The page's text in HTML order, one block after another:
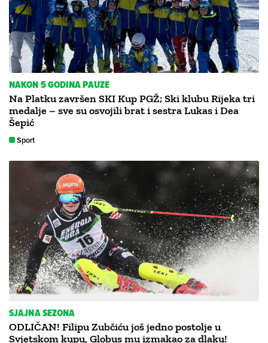
NAKON 5 GODINA PAUZE
Na Platku završen SKI Kup PGŽ; Ski klubu Rijeka tri
medalje – sve su osvojili brat i sestra Lukas i Dea
Šepić
Sport
SJAJNA SEZONA
ODLIČAN! Filipu Zubčiću još jedno postolje u
Svjetskom kupu, Globus mu izmakao za dlaku!